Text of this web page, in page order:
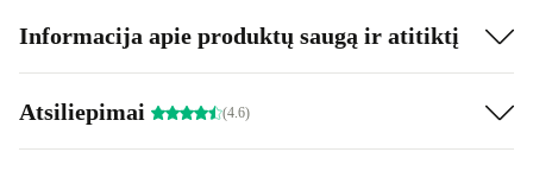
Informacija apie produktų saugą ir atitiktį
Atsiliepimai (4.6)